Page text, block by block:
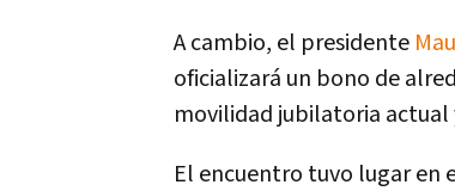
A cambio, el presidente
oficializará un bono de
movilidad jubilatoria
El encuentro tuvo lugar en